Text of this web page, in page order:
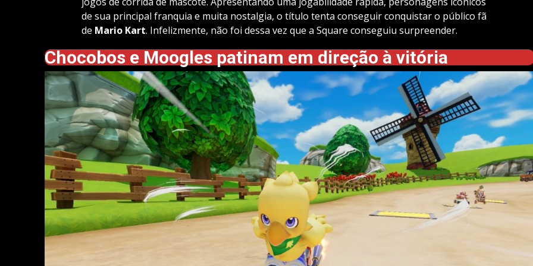
de sua principal franquia e muita nostalgia, o título tenta conseguir conquistar o público fã
de Mario Kart. Infelizmente, não foi dessa vez que a Square conseguiu surpreender.
Chocobos e Moogles patinam em direção à vitória